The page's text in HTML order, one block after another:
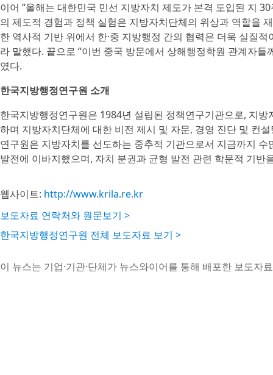
이어 “올해는 대한민국 민선 지방자치 제도가 본격 도입된 지
의 제도적 경험과 정책 실험은 지방자치단체의 위상과 역할을
한 역사적 기반 위에서 한·중 지방행정 간의 협력은 더욱 실질
라 말했다. 끝으로 “이번 중국 방문에서 상해행정학원 관계자
였다.
한국지방행정연구원 소개
한국지방행정연구원은 1984년 설립된 정책연구기관으로, 지
하며 지방자치단체에 대한 비전 제시 및 자문, 경영 진단 및 컨
연구원은 지방자치를 선도하는 중추적 기관으로서 지금까지
발전에 이바지했으며, 자치 분권과 균형 발전 관련 학문적 기
웹사이트: http://www.krila.re.kr
보도자료 연락처와 원문보기 >
한국지방행정연구원 전체 보도자료 보기 >
이 뉴스는 기업·기관·단체가 뉴스와이어를 통해 배포한 보도자